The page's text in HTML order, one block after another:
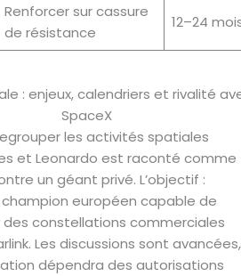
Renforcer sur cassure
de résistance
12–24
: enjeux, calendriers et rivalité
SpaceX
les activités spatiales
et Leonardo est raconté comme
un géant privé. L’objectif :
européen capable de
constellations commerciales
Les discussions sont avancées,
dépendra des autorisations